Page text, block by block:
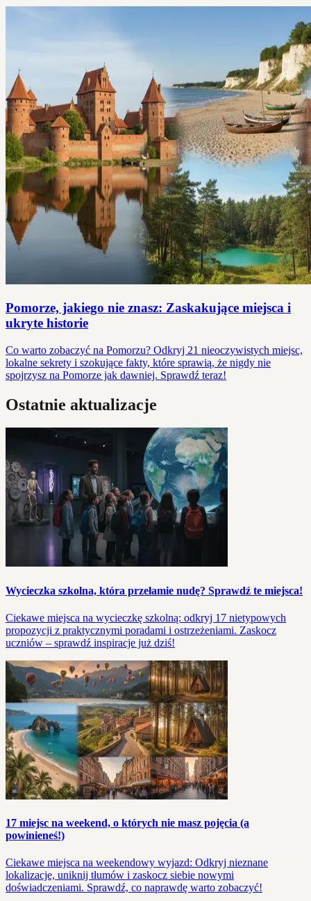
Pomorze, jakiego nie znasz: Zaskakujące miejsca i
ukryte historie
Co warto zobaczyć na Pomorzu? Odkryj 21 nieoczywistych miejsc,
lokalne sekrety i szokujące fakty, które sprawią, że nigdy nie
spojrzysz na Pomorze jak dawniej. Sprawdź teraz!
Ostatnie aktualizacje
Wycieczka szkolna, która przełamie nudę? Sprawdź te miejsca!
Ciekawe miejsca na wycieczkę szkolną: odkryj 17 nietypowych
propozycji z praktycznymi poradami i ostrzeżeniami. Zaskocz
uczniów – sprawdź inspiracje już dziś!
17 miejsc na weekend, o których nie masz pojęcia (a
powinieneś!)
Ciekawe miejsca na weekendowy wyjazd: Odkryj nieznane
lokalizacje, uniknij tłumów i zaskocz siebie nowymi
doświadczeniami. Sprawdź, co naprawdę warto zobaczyć!